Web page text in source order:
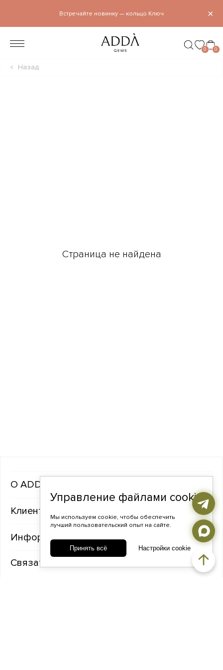
×
Встречайте новинку — кольцо Ключ
0 0
Назад
Страница не найдена
ADDA gems
Клиентам
Информация
Связаться с нами
Управление файлами cookie
Мы используем cookie, чтобы обеспечить
лучший пользовательский опыт на сайте.
Принять всё Настройки cookie